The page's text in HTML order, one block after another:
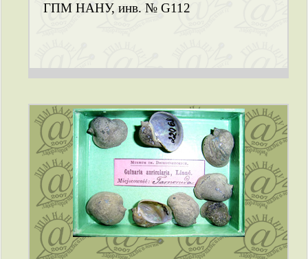
ГПМ НАНУ, инв. № G112